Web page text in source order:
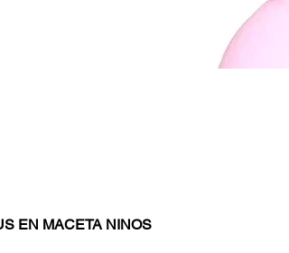
EN MACETA NINOS